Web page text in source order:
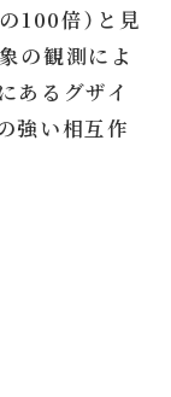
100倍）と見
の観測によ
あるグザイ
強い相互作